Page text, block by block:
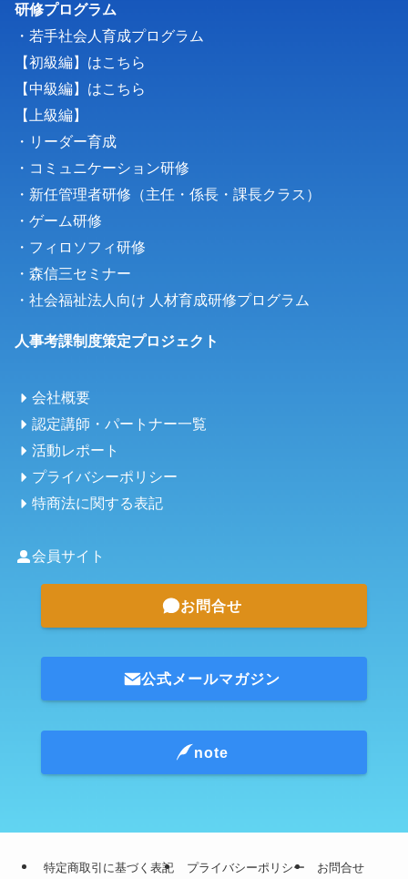
研修プログラム
・若手社会人育成プログラム
【初級編】はこちら
【中級編】はこちら
【上級編】
・リーダー育成
・コミュニケーション研修
・新任管理者研修（主任・係長・課長クラス）
・ゲーム研修
・フィロソフィ研修
・森信三セミナー
・社会福祉法人向け 人材育成研修プログラム
人事考課制度策定プロジェクト
会社概要
認定講師・パートナー一覧
活動レポート
プライバシーポリシー
特商法に関する表記
会員サイト
お問合せ
公式メールマガジン
note
特定商取引に基づく表記 プライバシーポリシー お問合せ